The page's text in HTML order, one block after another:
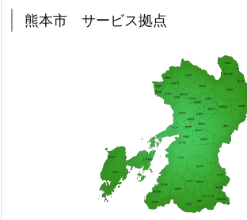
熊本市 サービス拠点